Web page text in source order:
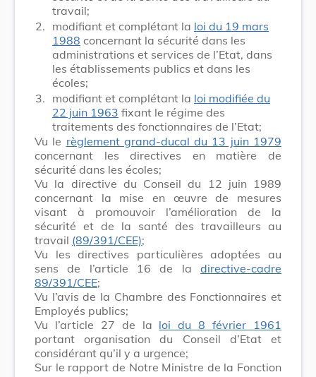
travail;
2. modifiant et complétant la loi du 19 mars
1988 concernant la sécurité dans les
administrations et services de l’Etat, dans
les établissements publics et dans les
écoles;
3. modifiant et complétant la loi modifiée du
22 juin 1963 fixant le régime des
traitements des fonctionnaires de l’Etat;
Vu le règlement grand-ducal du 13 juin 1979
concernant les directives en matière de
sécurité dans les écoles;
Vu la directive du Conseil du 12 juin 1989
concernant la mise en œuvre de mesures
visant à promouvoir l’amélioration de la
sécurité et de la santé des travailleurs au
travail (89/391/CEE);
Vu les directives particulières adoptées au
sens de l’article 16 de la directive-cadre
89/391/CEE;
Vu l’avis de la Chambre des Fonctionnaires et
Employés publics;
Vu l’article 27 de la loi du 8 février 1961
portant organisation du Conseil d’Etat et
considérant qu’il y a urgence;
Sur le rapport de Notre Ministre de la Fonction